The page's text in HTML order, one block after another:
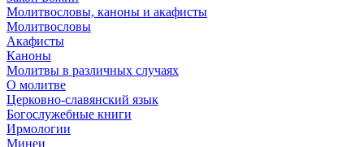
Молитвословы, каноны и акафисты
Молитвословы
Акафисты
Каноны
Молитвы в различных случаях
О молитве
Церковно-славянский язык
Богослужебные книги
Ирмологии
Минеи